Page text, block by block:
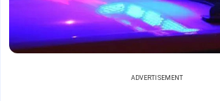
ADVERTISEMENT